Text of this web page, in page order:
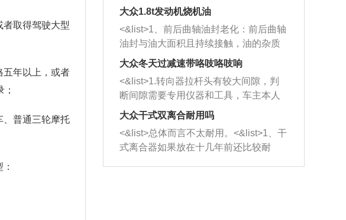
者取得驾驶大型
五年以上，或者
、普通三轮摩托
三元催化器拆解开，就可以将堵塞的东
西取出来。但如果是因为积碳过多引起
的堵塞，就需要将三元催化器泡在草酸
洗剂对堵塞的情况得到解决，将清洗剂
放在燃油箱中，与燃油混合后，车辆启
动时，就可以和汽油一起进入到燃烧
室，最后形成废气排出，就可以让三元
催化器得到清洗，排气管堵塞的情况就
能够得到解决。
方向做一个标记。 <&list>2、双手握住
一圈半的练习，往右同样也要打相同的
圈数。 <&list>3、最后强调要反复练
习，这样就可以形成肌肉记忆，在真实
驾驶车辆时，不需要记忆也能打好方
向。
大众1.8t发动机烧机油
<&list>1、前后曲轴油封老化：前后曲轴
油封与油大面积且持续接触，油的杂质
和发动机内持续温度变化使其密封效果
逐渐减弱，导致渗油或漏油。<&list>2、
活塞间隙过大：积碳会使活塞环与缸体
的间隙扩大，导致机油流入燃烧室中，
造成烧机油。<&list>3、机油粘度。使用
机油粘度过小的话，同样会有烧机油现
象，机油粘度过小具有很好的流动性，
大众冬天过减速带咯吱咯吱响
<&list>1.转向器拉杆头有较大间隙，判
断间隙需要专用仪器和工具，车主本人
无法制作，需要将车辆送到修理厂或4s
店；<&list>2.车辆半轴套管防尘罩破
裂，破裂后会出现漏油现象，使半轴磨
损严重，磨损的半轴容易损坏，产生异
响；<&list>3.稳定器的转向胶套和球头
大众干式双离合耐用吗
<&list>总体而言不太耐用。<&list>1、干
式离合器如果放在十几年前还比较耐